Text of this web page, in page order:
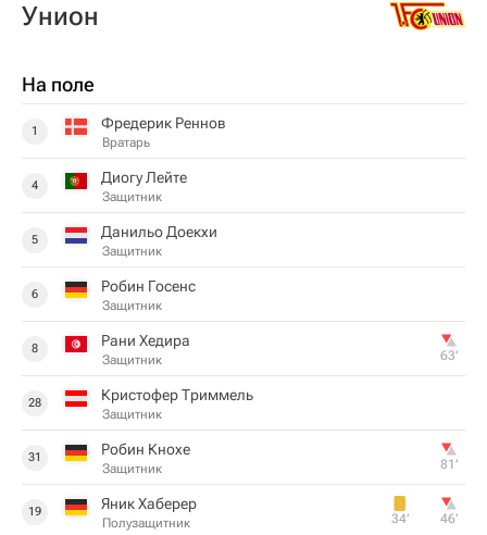
Унион
На поле
1 Фредерик Реннов
Вратарь
4 Диогу Лейте
Защитник
5 Данильо Доекхи
Защитник
6 Робин Госенс
Защитник
8 Рани Хедира
Защитник 63‎’‎
28 Кристофер Триммель
Защитник
31 Робин Кнохе
Защитник 81‎’‎
19 Яник Хаберер
Полузащитник 34‎’‎ 46‎’‎